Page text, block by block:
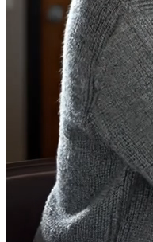
Geminiによる
Veo AI動画ジェネレータ
チモーダル技術を搭載
探索してください—最先
ールに見られるプロフェ
Geminiマルチモーダ